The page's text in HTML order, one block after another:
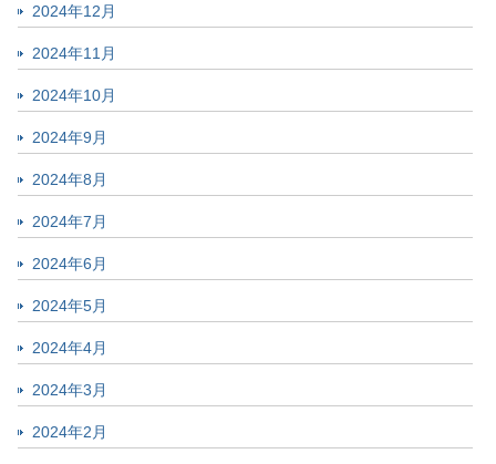
2024年12月
2024年11月
2024年10月
2024年9月
2024年8月
2024年7月
2024年6月
2024年5月
2024年4月
2024年3月
2024年2月